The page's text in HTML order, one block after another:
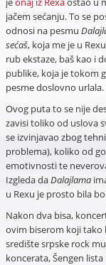
jačem sećanju. To se
odnosi na pesmu
sećaš, koja me je u
rub ekstaze, baš kao i
publike, koja je tokom
pesme doslovno urlala.
Ovog puta to se nije
zavisi toliko od uslova
se izvinjavao zbog
problema), koliko od
emotivnosti te
Izgleda daDalajlama
u Rexu je prosto bila
Nakon dva bisa,
ovim biserom koji tako
središte srpske rock
koncerata, Šengen